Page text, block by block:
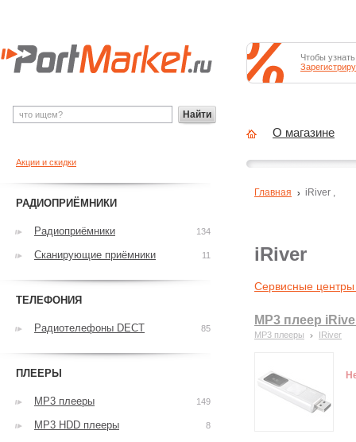
iRiver
Сервисные
MP3 плеер
MP3 плееры IRiver
Главная iRiver ,
Акции и скидки
РАДИОПРИЁМНИКИ
Радиоприёмники 134
Сканирующие приёмники 11
ТЕЛЕФОНИЯ
Радиотелефоны DECT 85
ПЛЕЕРЫ
MP3 плееры 149
MP3 HDD плееры 8
Найти
Чтобы
О магазине